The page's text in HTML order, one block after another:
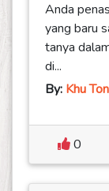
Anda
yang baru
tanya
di...
By: Khu
0